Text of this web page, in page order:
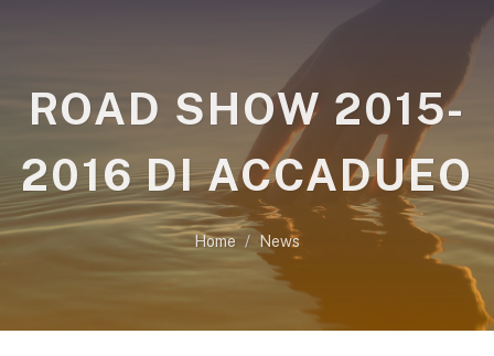
ROAD SHOW 2015-
2016 DI ACCADUEO
Home News